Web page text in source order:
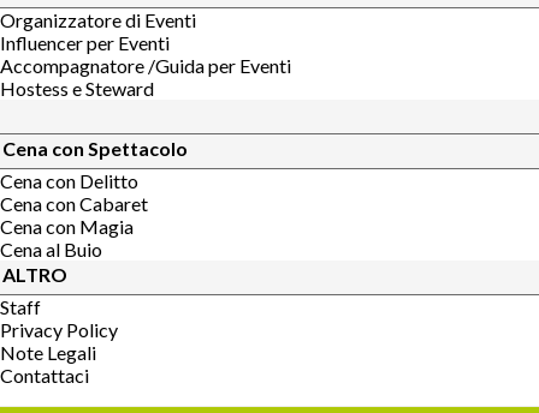
Organizzatore di Eventi
Influencer per Eventi
Accompagnatore /Guida per Eventi
Hostess e Steward
Cena con Spettacolo
Cena con Delitto
Cena con Cabaret
Cena con Magia
Cena al Buio
ALTRO
Staff
Privacy Policy
Note Legali
Contattaci